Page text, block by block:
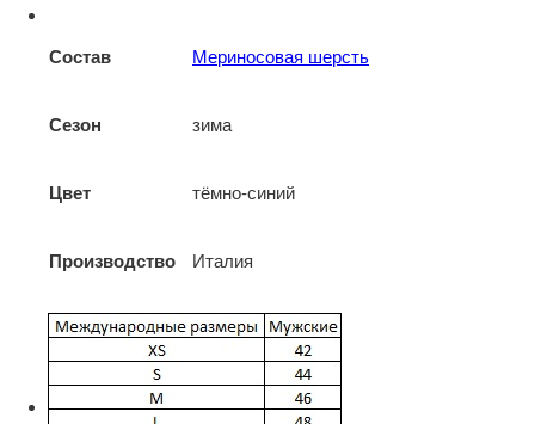
Состав Мериносовая шерсть
Сезон зима
Цвет тёмно-синий
Производство Италия